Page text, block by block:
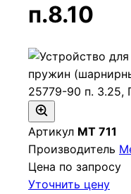
п.8.10
Артикул МТ 711
Производитель
Цена по запросу
Уточнить цену